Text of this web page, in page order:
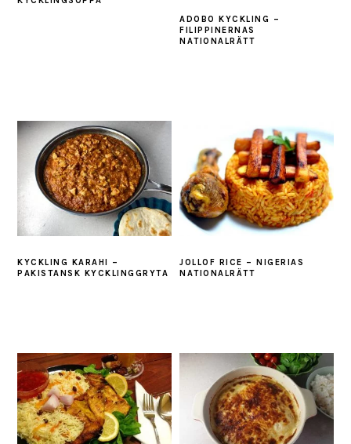
ADOBO KYCKLING –
FILIPPINERNAS
NATIONALRÄTT
KYCKLING KARAHI –
PAKISTANSK KYCKLINGGRYTA
JOLLOF RICE – NIGERIAS
NATIONALRÄTT